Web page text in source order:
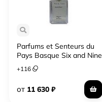
Parfums et Senteurs du
Pays Basque Six and Nine
+116
от 11 630 ₽